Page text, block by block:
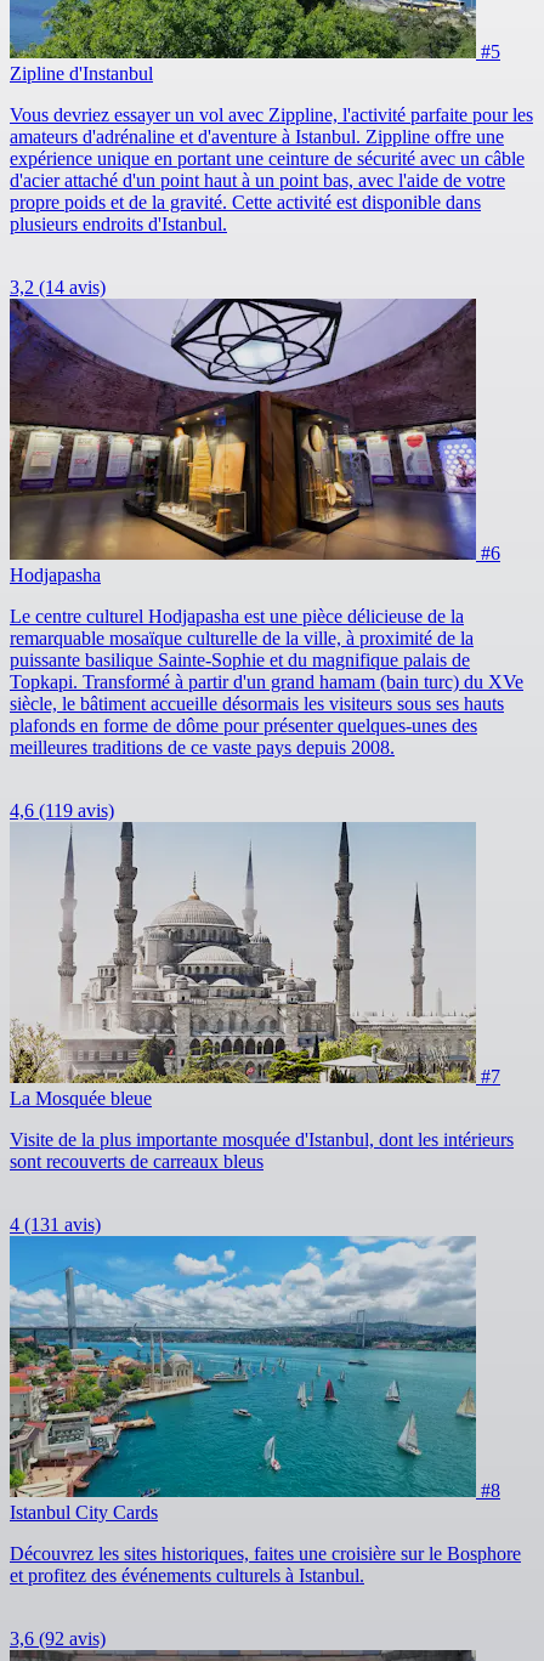
#5
Zipline d'Instanbul
Vous devriez essayer un vol avec Zippline, l'activité parfaite pour les
amateurs d'adrénaline et d'aventure à Istanbul. Zippline offre une
expérience unique en portant une ceinture de sécurité avec un câble
d'acier attaché d'un point haut à un point bas, avec l'aide de votre
propre poids et de la gravité. Cette activité est disponible dans
plusieurs endroits d'Istanbul.
3,2 (14 avis)
#6
Hodjapasha
Le centre culturel Hodjapasha est une pièce délicieuse de la
remarquable mosaïque culturelle de la ville, à proximité de la
puissante basilique Sainte-Sophie et du magnifique palais de
Topkapi. Transformé à partir d'un grand hamam (bain turc) du XVe
siècle, le bâtiment accueille désormais les visiteurs sous ses hauts
plafonds en forme de dôme pour présenter quelques-unes des
meilleures traditions de ce vaste pays depuis 2008.
4,6 (119 avis)
#7
La Mosquée bleue
Visite de la plus importante mosquée d'Istanbul, dont les intérieurs
sont recouverts de carreaux bleus
4 (131 avis)
#8
Istanbul City Cards
Découvrez les sites historiques, faites une croisière sur le Bosphore
et profitez des événements culturels à Istanbul.
3,6 (92 avis)